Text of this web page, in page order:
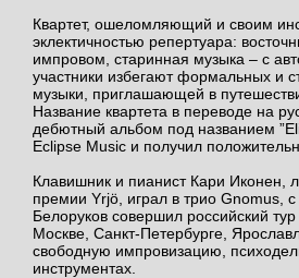
Квартет, ошеломляющий и своим
эклектичностью репертуара:
импровом, старинная музыка – с
участники избегают формальных и
музыки, приглашающей в
Название квартета в переводе на
дебютный альбом под названием
Eclipse Music и получил
Клавишник и пианист Кари Иконен,
премии Yrjö, играл в трио Gnomus,
Белоруков совершил российский
Москве, Санкт-Петербурге,
свободную импровизацию,
инструментах.